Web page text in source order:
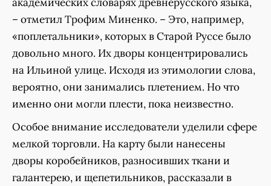
– отметил Трофим Миненко. – Это, например,
«поплетальники», которых в Старой Руссе было
довольно много. Их дворы концентрировались
на Ильиной улице. Исходя из этимологии слова,
вероятно, они занимались плетением. Но что
именно они могли плести, пока неизвестно.
Особое внимание исследователи уделили сфере
мелкой торговли. На карту были нанесены
дворы коробейников, разносивших ткани и
галантерею, и щепетильников, рассказали в